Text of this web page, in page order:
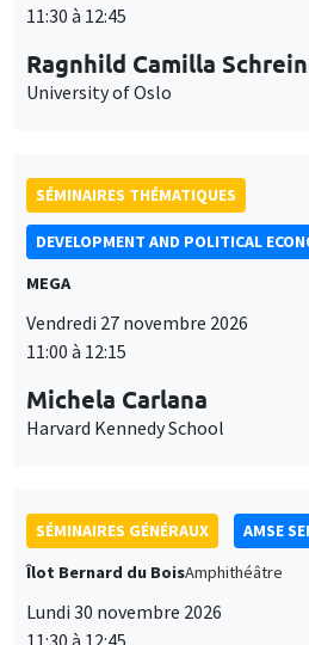
11:30 à 12:45
Ragnhild Camilla
University of Oslo
SÉMINAIRES THÉMATIQUES
DEVELOPMENT AND POLITICAL
MEGA
Vendredi 27 novembre 2026
11:00 à 12:15
Michela Carlana
Harvard Kennedy School
SÉMINAIRES GÉNÉRAUX
AMSE
Îlot Bernard du BoisAmphithéâtre
Lundi 30 novembre 2026
11:30 à 12:45